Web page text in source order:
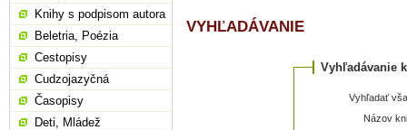
VYHĽADÁVANIE
Vyhľadávanie
Vyhľadať
Názov
Knihy s podpisom autora
Beletria, Poézia
Cestopisy
Cudzojazyčná
Časopisy
Deti, Mládež